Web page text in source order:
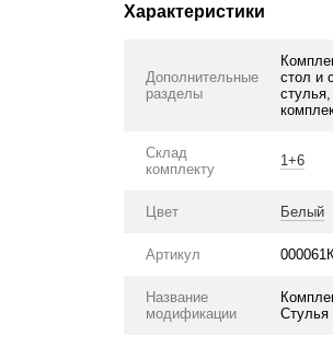
Характеристики
Дополнительные
разделы
стол и
Склад
комплекту
1+6
Цвет Белый
Артикул
Название
модификации
Стулья